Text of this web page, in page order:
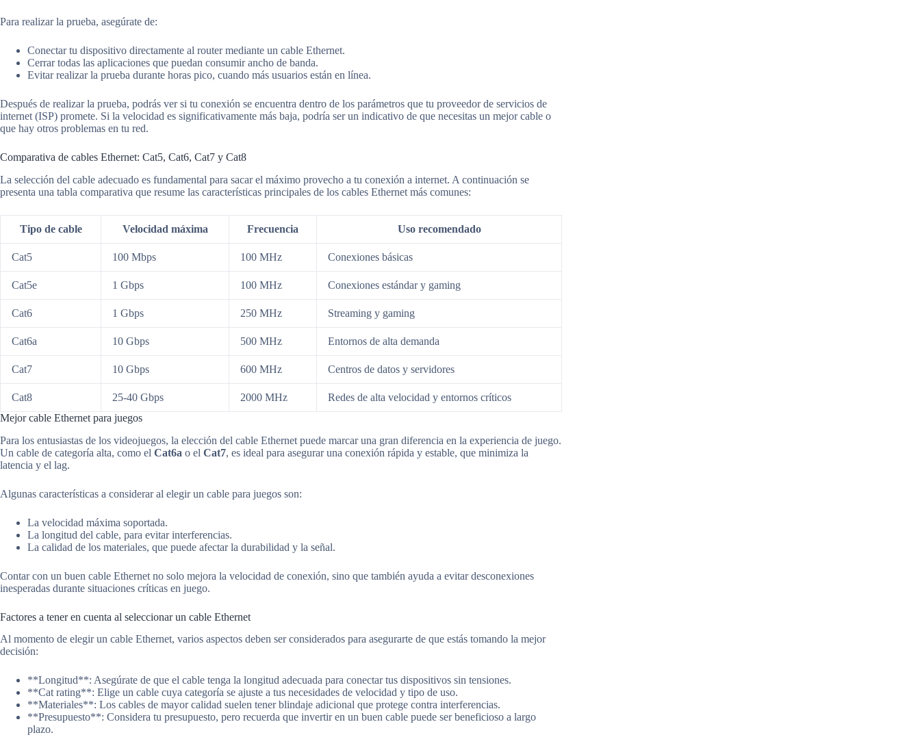
Para realizar la prueba, asegúrate de:
Conectar tu dispositivo directamente al router mediante un cable Ethernet.
Cerrar todas las aplicaciones que puedan consumir ancho de banda.
Evitar realizar la prueba durante horas pico, cuando más usuarios están en línea.
Después de realizar la prueba, podrás ver si tu conexión se encuentra dentro de los parámetros que tu proveedor de servicios de
internet (ISP) promete. Si la velocidad es significativamente más baja, podría ser un indicativo de que necesitas un mejor cable o
que hay otros problemas en tu red.
Comparativa de cables Ethernet: Cat5, Cat6, Cat7 y Cat8
La selección del cable adecuado es fundamental para sacar el máximo provecho a tu conexión a internet. A continuación se
presenta una tabla comparativa que resume las características principales de los cables Ethernet más comunes:
Tipo de cable Velocidad máxima Frecuencia Uso recomendado
Cat5 100 Mbps 100 MHz Conexiones básicas
Cat5e 1 Gbps 100 MHz Conexiones estándar y gaming
Cat6 1 Gbps 250 MHz Streaming y gaming
Cat6a 10 Gbps 500 MHz Entornos de alta demanda
Cat7 10 Gbps 600 MHz Centros de datos y servidores
Cat8 25-40 Gbps 2000 MHz
Redes de alta velocidad y entornos críticos
Mejor cable Ethernet para juegos
Para los entusiastas de los videojuegos, la elección del cable Ethernet puede marcar una gran diferencia en la experiencia de juego.
Un cable de categoría alta, como el Cat6a o el Cat7, es ideal para asegurar una conexión rápida y estable, que minimiza la
latencia y el lag.
Algunas características a considerar al elegir un cable para juegos son:
La velocidad máxima soportada.
La longitud del cable, para evitar interferencias.
La calidad de los materiales, que puede afectar la durabilidad y la señal.
Contar con un buen cable Ethernet no solo mejora la velocidad de conexión, sino que también ayuda a evitar desconexiones
inesperadas durante situaciones críticas en juego.
Factores a tener en cuenta al seleccionar un cable Ethernet
Al momento de elegir un cable Ethernet, varios aspectos deben ser considerados para asegurarte de que estás tomando la mejor
decisión:
**Longitud**: Asegúrate de que el cable tenga la longitud adecuada para conectar tus dispositivos sin tensiones.
**Cat rating**: Elige un cable cuya categoría se ajuste a tus necesidades de velocidad y tipo de uso.
**Materiales**: Los cables de mayor calidad suelen tener blindaje adicional que protege contra interferencias.
**Presupuesto**: Considera tu presupuesto, pero recuerda que invertir en un buen cable puede ser beneficioso a largo
plazo.